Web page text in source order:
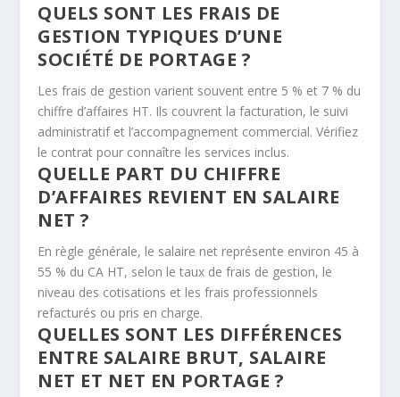
QUELS SONT LES FRAIS DE
GESTION TYPIQUES D’UNE
SOCIÉTÉ DE PORTAGE ?
Les frais de gestion varient souvent entre 5 % et 7 % du
chiffre d’affaires HT. Ils couvrent la facturation, le suivi
administratif et l’accompagnement commercial. Vérifiez
le contrat pour connaître les services inclus.
QUELLE PART DU CHIFFRE
D’AFFAIRES REVIENT EN SALAIRE
NET ?
En règle générale, le salaire net représente environ 45 à
55 % du CA HT, selon le taux de frais de gestion, le
niveau des cotisations et les frais professionnels
refacturés ou pris en charge.
QUELLES SONT LES DIFFÉRENCES
ENTRE SALAIRE BRUT, SALAIRE
NET ET NET EN PORTAGE ?